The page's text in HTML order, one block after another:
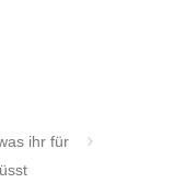
ihr für